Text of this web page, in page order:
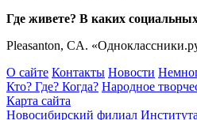
Где живете? В каких
Pleasanton, CA.
О сайте Контакты Новости
Кто? Где? Когда? Народное
Карта сайта
Новосибирский филиал